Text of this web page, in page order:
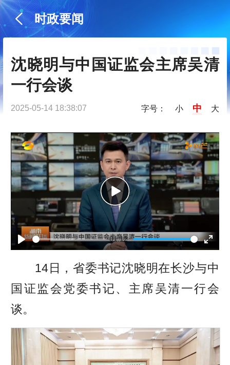
时政要闻
沈晓明与中国证监会主席吴清
一行会谈
2025-05-14 18:38:07 字号： 小 中 大
P
a
y
01:12
E
n
t
r
P
l
y
14日，省委书记沈晓明在长沙与中
国证监会党委书记、主席吴清一行会
谈。